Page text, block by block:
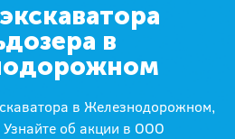
в
в Железнодорожном,
Узнайте об акции в ООО